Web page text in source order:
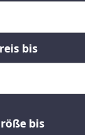
bis
bis